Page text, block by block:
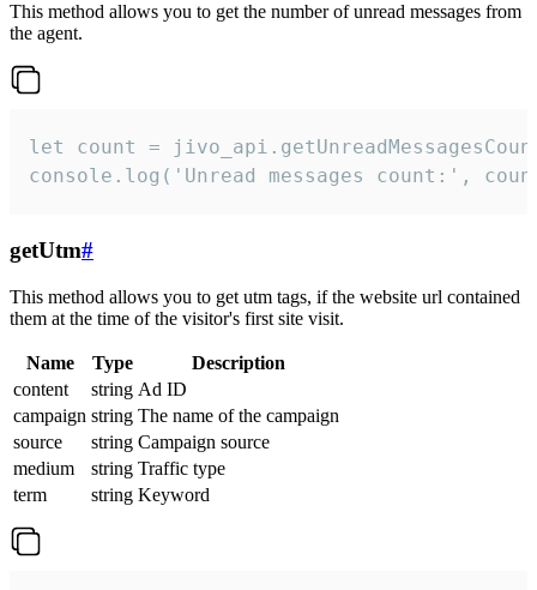
This method allows you to get the number of unread messages from
the agent.
let count =
console.log('Unread messages count:',
getUtm#
This method allows you to get utm tags, if the website url contained
them at the time of the visitor's first site visit.
Name Type
Description
content
string Ad ID
campaign string The name of the campaign
source
string Campaign source
medium
string Traffic type
term
string Keyword